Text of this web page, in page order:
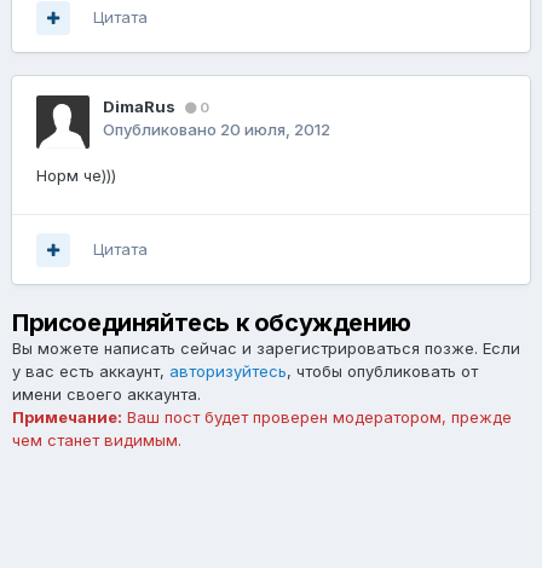
Цитата
DimaRus 0
Опубликовано 20 июля, 2012
Норм че)))
Цитата
Присоединяйтесь к обсуждению
Вы можете написать сейчас и зарегистрироваться позже. Если
у вас есть аккаунт, авторизуйтесь, чтобы опубликовать от
имени своего аккаунта.
Примечание: Ваш пост будет проверен модератором, прежде
чем станет видимым.